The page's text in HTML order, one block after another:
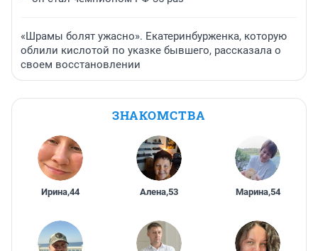
«Шрамы болят ужасно». Екатеринбурженка, которую
облили кислотой по указке бывшего, рассказала о
своем восстановлении
ЗНАКОМСТВА
Ирина,44 Алена,53 Марина,54